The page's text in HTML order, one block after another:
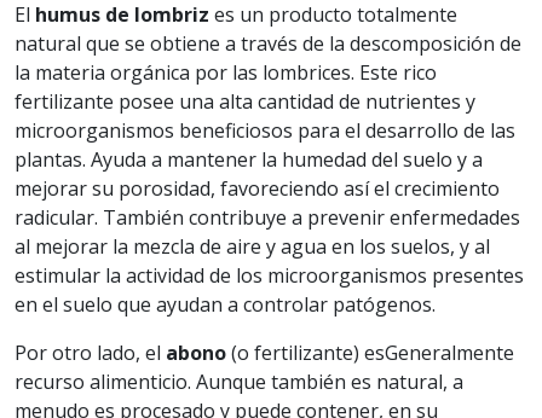
El humus de lombriz es un producto totalmente
natural que se obtiene a través de la descomposición de
la materia orgánica por las lombrices. Este rico
fertilizante posee una alta cantidad de nutrientes y
microorganismos beneficiosos para el desarrollo de las
plantas. Ayuda a mantener la humedad del suelo y a
mejorar su porosidad, favoreciendo así el crecimiento
radicular. También contribuye a prevenir enfermedades
al mejorar la mezcla de aire y agua en los suelos, y al
estimular la actividad de los microorganismos presentes
en el suelo que ayudan a controlar patógenos.
Por otro lado, el abono(o fertilizante) esGeneralmente
recurso alimenticio. Aunque también es natural, a
menudo es procesado y puede contener, en su